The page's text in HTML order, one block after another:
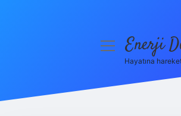
menüyüEnerji
Hayatına